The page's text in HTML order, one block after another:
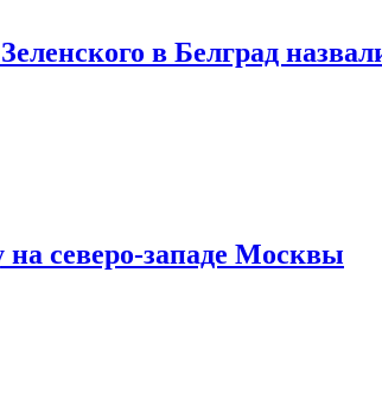
в Белград
на северо-западе Москвы